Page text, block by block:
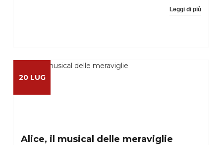
Leggi di più
20 LUG
Alice, il musical delle meraviglie